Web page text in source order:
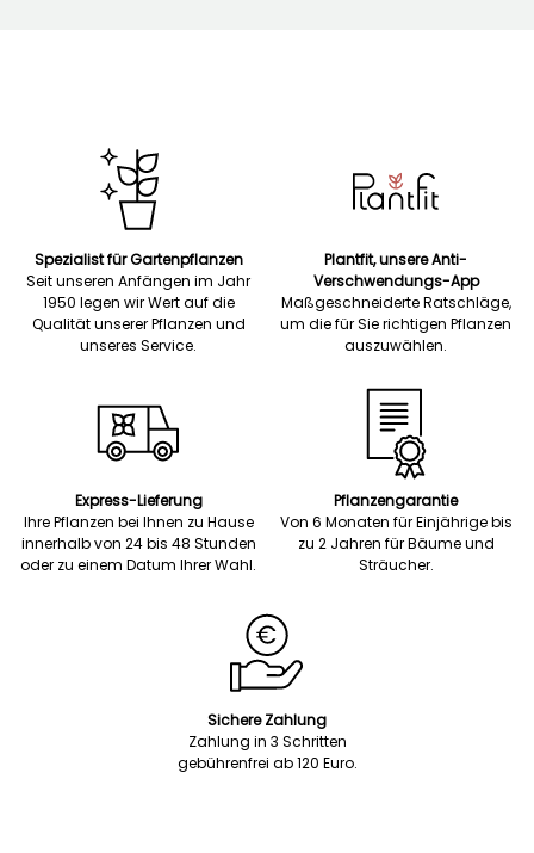
Spezialist für Gartenpflanzen
Seit unseren Anfängen im Jahr
1950 legen wir Wert auf die
Qualität unserer Pflanzen und
unseres Service.
Plantfit, unsere Anti-
Verschwendungs-App
Maßgeschneiderte Ratschläge,
um die für Sie richtigen Pflanzen
auszuwählen.
Express-Lieferung
Ihre Pflanzen bei Ihnen zu Hause
innerhalb von 24 bis 48 Stunden
oder zu einem Datum Ihrer Wahl.
Pflanzengarantie
Von 6 Monaten für Einjährige bis
zu 2 Jahren für Bäume und
Sträucher.
Sichere Zahlung
Zahlung in 3 Schritten
gebührenfrei ab 120 Euro.